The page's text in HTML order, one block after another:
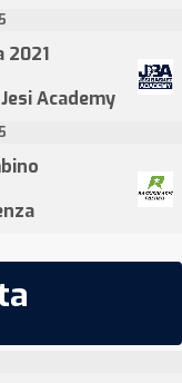
2021
Academy